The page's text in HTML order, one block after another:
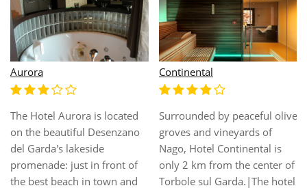
Fiorella
Расположен в тихом
районе города Sirmione, в
400 метрах от озера Гарда
и в 5 минутах ходьбы от
SPA-центра Terme Di
Fonte Boiola
Расположен в сердце
Terme di Sirmione, в
нескольких минутах
ходьбы от замкa Скалигер
и от средневековoй